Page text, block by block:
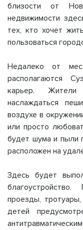
близости от
недвижимости
тех, кто хочет
пользоваться
Недалеко от
располагаются
карьер. Жители
наслаждаться
воздухе в
или просто
будет шума и пыли
расположен на
Здесь будет
проезды,
детей